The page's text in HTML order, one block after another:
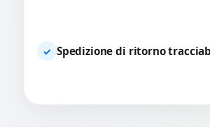
✓ Spedizione di ritorno